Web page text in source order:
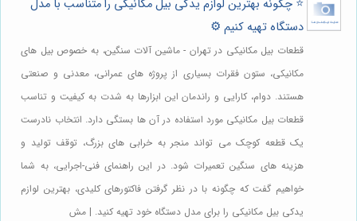
⭐️ چگونه بهترین لوازم یدکی بیل مکانیکی را متناسب با مدل
دستگاه تهیه کنیم ⚙️
قطعات بیل مکانیکی در تهران - ماشین آلات سنگین، به خصوص بیل های
مکانیکی، ستون فقرات بسیاری از پروژه های عمرانی، معدنی و صنعتی
هستند. دوام، کارایی و راندمان این ابزارها به شدت به کیفیت و تناسب
قطعات بیل مکانیکی مورد استفاده در آن ها بستگی دارد. انتخاب نادرست
یک قطعه کوچک می تواند منجر به خرابی های بزرگ، توقف تولید و
هزینه های سنگین تعمیرات شود. در این راهنمای فنی-اجرایی، به شما
خواهیم گفت که چگونه با در نظر گرفتن فاکتورهای کلیدی، بهترین لوازم
یدکی بیل مکانیکی را برای مدل دستگاه خود تهیه کنید. | مش